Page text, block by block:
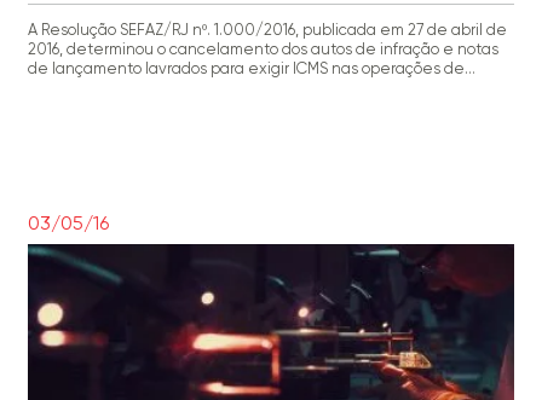
A Resolução SEFAZ/RJ nº. 1.000/2016, publicada em 27 de abril de
2016, determinou o cancelamento dos autos de infração e notas
de lançamento lavrados para exigir ICMS nas operações de
03/05/16